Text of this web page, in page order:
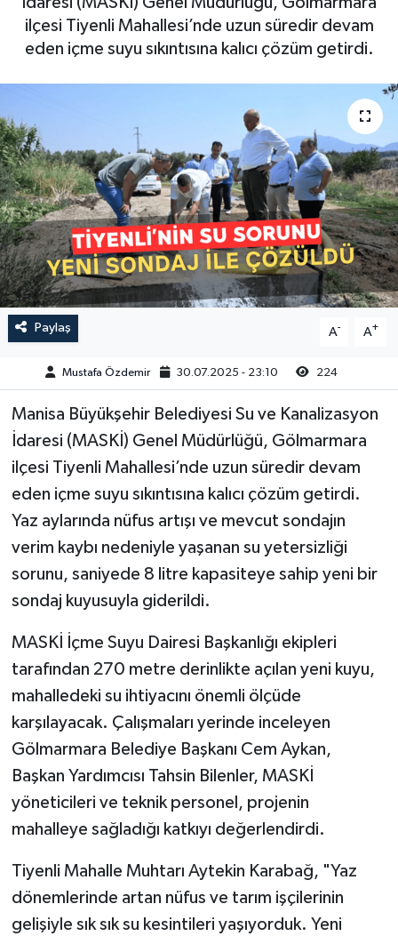
ilçesi Tiyenli Mahallesi’nde uzun süredir devam
eden içme suyu sıkıntısına kalıcı çözüm getirdi.
Paylaş A- A+
Mustafa Özdemir 30.07.2025 - 23:10 224
Manisa Büyükşehir Belediyesi Su ve Kanalizasyon
İdaresi (MASKİ) Genel Müdürlüğü, Gölmarmara
ilçesi Tiyenli Mahallesi’nde uzun süredir devam
eden içme suyu sıkıntısına kalıcı çözüm getirdi.
Yaz aylarında nüfus artışı ve mevcut sondajın
verim kaybı nedeniyle yaşanan su yetersizliği
sorunu, saniyede 8 litre kapasiteye sahip yeni bir
sondaj kuyusuyla giderildi.
MASKİ İçme Suyu Dairesi Başkanlığı ekipleri
tarafından 270 metre derinlikte açılan yeni kuyu,
mahalledeki su ihtiyacını önemli ölçüde
karşılayacak. Çalışmaları yerinde inceleyen
Gölmarmara Belediye Başkanı Cem Aykan,
Başkan Yardımcısı Tahsin Bilenler, MASKİ
yöneticileri ve teknik personel, projenin
mahalleye sağladığı katkıyı değerlendirdi.
Tiyenli Mahalle Muhtarı Aytekin Karabağ, "Yaz
dönemlerinde artan nüfus ve tarım işçilerinin
gelişiyle sık sık su kesintileri yaşıyorduk. Yeni
Magazin
Kadın
Akhisar Emlak
Ülke
Etiketler
Duyurular
Röportaj
Dünya
Yaşam
Kadın
Yerel Haber
Akhisar Emlak
Ülke
Etiketler